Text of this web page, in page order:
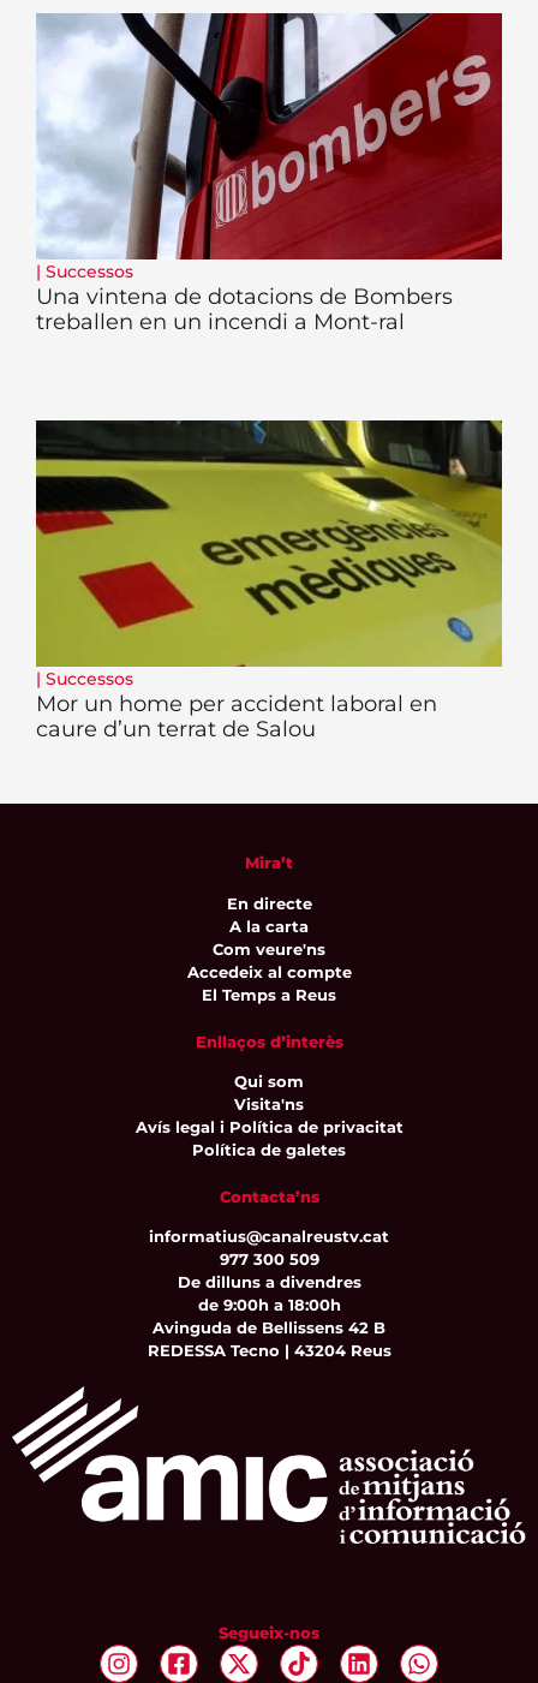
| Successos
Una vintena de dotacions de Bombers
treballen en un incendi a Mont-ral
| Successos
Mor un home per accident laboral en
caure d’un terrat de Salou
Mira’t
En directe
A la carta
Com veure'ns
Accedeix al compte
El Temps a Reus
Enllaços d’interès
Qui som
Visita'ns
Avís legal i Política de privacitat
Política de galetes
Contacta’ns
informatius@canalreustv.cat
977 300 509
De dilluns a divendres
de 9:00h a 18:00h
Avinguda de Bellissens 42 B
REDESSA Tecno | 43204 Reus
Segueix-nos